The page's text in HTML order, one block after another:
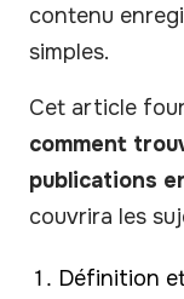
contenu
simples.
Cet article
comment
publications
couvrira les
Définition